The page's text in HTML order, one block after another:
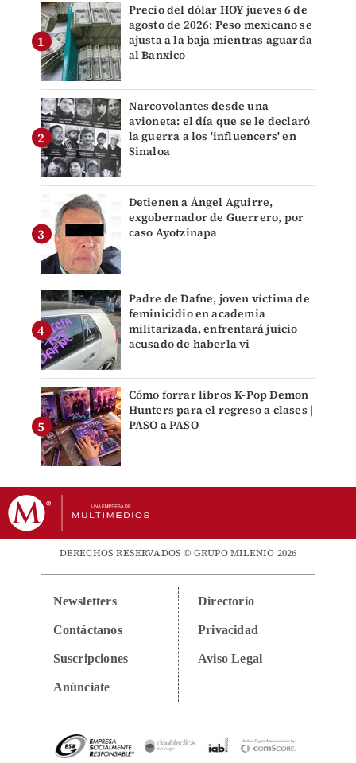
Precio del dólar HOY jueves 6 de
agosto de 2026: Peso mexicano se
ajusta a la baja mientras aguarda
al Banxico
Narcovolantes desde una
avioneta: el día que se le declaró
la guerra a los 'influencers' en
Sinaloa
Detienen a Ángel Aguirre,
exgobernador de Guerrero, por
caso Ayotzinapa
Padre de Dafne, joven víctima de
feminicidio en academia
militarizada, enfrentará juicio
acusado de haberla vi
Cómo forrar libros K-Pop Demon
Hunters para el regreso a clases |
PASO a PASO
DERECHOS RESERVADOS © GRUPO MILENIO 2026
Newsletters
Contáctanos
Suscripciones
Anúnciate
Directorio
Privacidad
Aviso Legal